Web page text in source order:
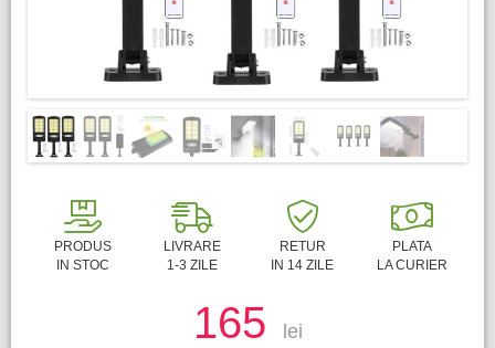
PRODUS
IN STOC
LIVRARE
1-3 ZILE
RETUR
IN 14 ZILE
PLATA
LA CURIER
165 lei